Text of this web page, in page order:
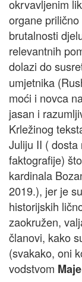
okrvavljenim
organe
brutalnosti
relevantnih
dolazi do
umjetnika
moći i novca
jasan i
Krležinog
Juliju II (
faktografije)
kardinala
2019.), jer je
historijskih
zaokružen,
članovi, kako
(svakako, oni
vodstvom